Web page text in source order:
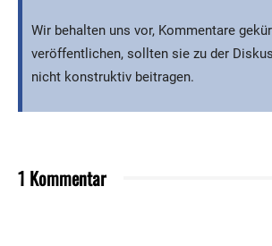
Wir behalten uns vor, Kommentare
veröffentlichen, sollten sie zu der
nicht konstruktiv beitragen.
1 Kommentar